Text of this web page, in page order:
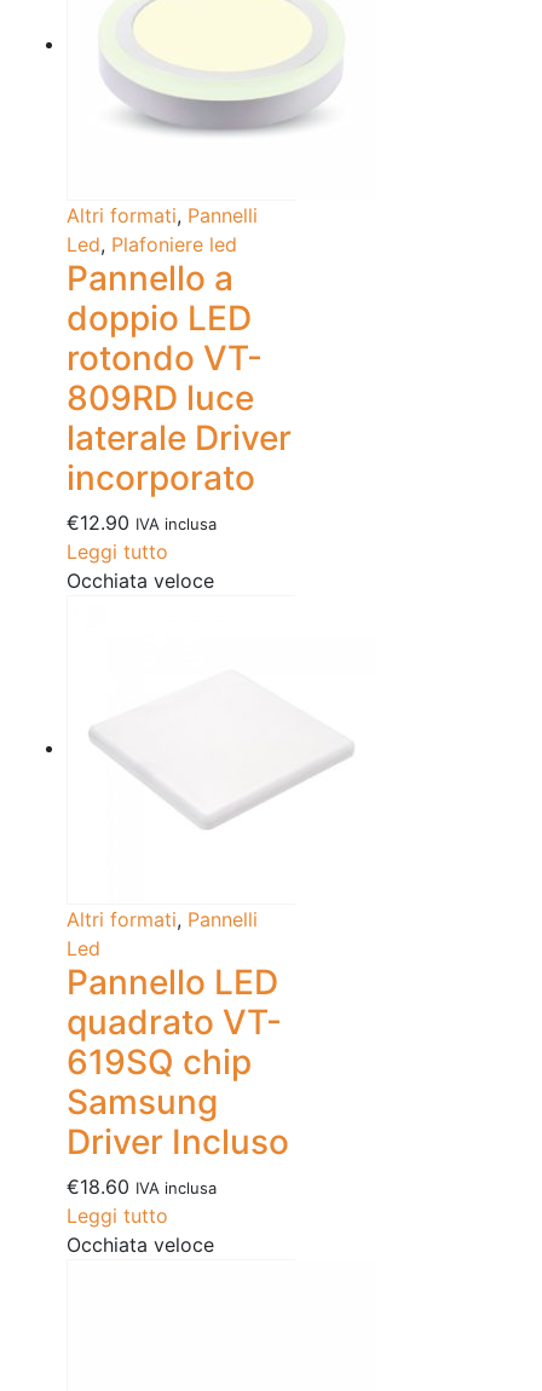
Altri formati, Pannelli
Led, Plafoniere led
Pannello a
doppio LED
rotondo VT-
809RD luce
laterale Driver
incorporato
€12.90 IVA inclusa
Leggi tutto
Occhiata veloce
Altri formati, Pannelli
Led
Pannello LED
quadrato VT-
619SQ chip
Samsung
Driver Incluso
€18.60 IVA inclusa
Leggi tutto
Occhiata veloce